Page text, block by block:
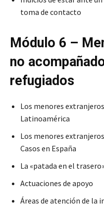
toma de contacto
Módulo 6 –
no
refugiados
Los menores
Latinoamérica
Los menores
Casos en España
La «patada en el
Actuaciones de apoyo
Áreas de atención de la